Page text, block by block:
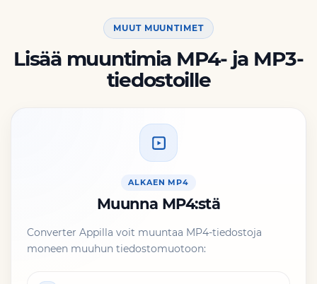
MUUT MUUNTIMET
Lisää muuntimia MP4- ja MP3-
tiedostoille
ALKAEN MP4
Muunna MP4:stä
Converter Appilla voit muuntaa MP4-tiedostoja
moneen muuhun tiedostomuotoon: